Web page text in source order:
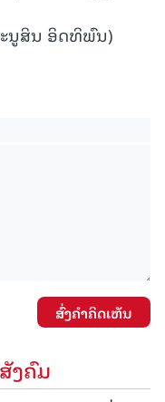
ນູສິນ ອິດທິພົນ)
ສົ່ງຄໍາຄິດເຫັນ
ງຄົມ